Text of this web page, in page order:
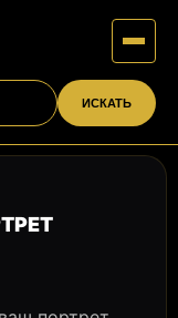
ИСКАТЬ